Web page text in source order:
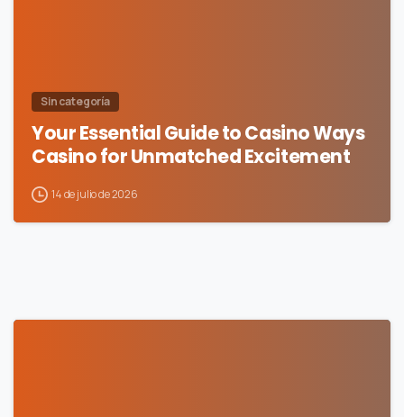
Sin categoría
Your Essential Guide to Casino Ways
Casino for Unmatched Excitement
14 de julio de 2026